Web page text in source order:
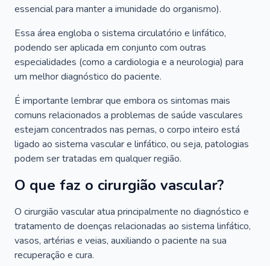
essencial para manter a imunidade do organismo).
Essa área engloba o sistema circulatório e linfático,
podendo ser aplicada em conjunto com outras
especialidades (como a cardiologia e a neurologia) para
um melhor diagnóstico do paciente.
É importante lembrar que embora os sintomas mais
comuns relacionados a problemas de saúde vasculares
estejam concentrados nas pernas, o corpo inteiro está
ligado ao sistema vascular e linfático, ou seja, patologias
podem ser tratadas em qualquer região.
O que faz o cirurgião vascular?
O cirurgião vascular atua principalmente no diagnóstico e
tratamento de doenças relacionadas ao sistema linfático,
vasos, artérias e veias, auxiliando o paciente na sua
recuperação e cura.